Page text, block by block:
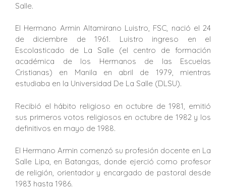
Salle.
El Hermano Armin Altamirano Luistro, FSC, nació el 24
de diciembre de 1961. Luistro ingreso en el
Escolasticado de La Salle (el centro de formación
académica de los Hermanos de las Escuelas
Cristianas) en Manila en abril de 1979, mientras
estudiaba en la Universidad De La Salle (DLSU).
Recibió el hábito religioso en octubre de 1981, emitió
sus primeros votos religiosos en octubre de 1982 y los
definitivos en mayo de 1988.
El Hermano Armin comenzó su profesión docente en La
Salle Lipa, en Batangas, donde ejerció como profesor
de religión, orientador y encargado de pastoral desde
1983 hasta 1986.